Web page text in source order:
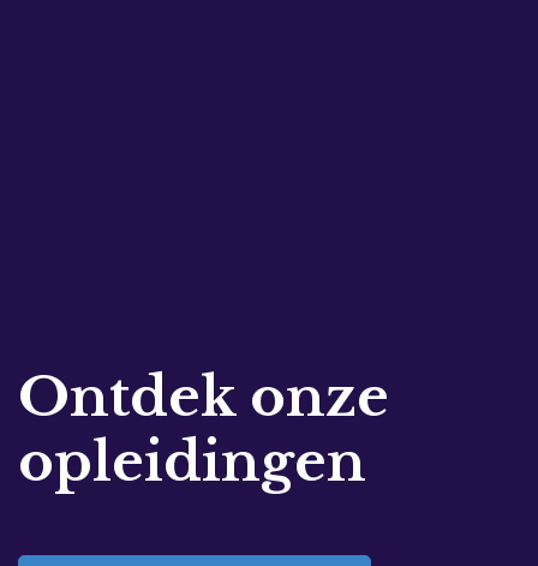
Ontdek onze
opleidingen